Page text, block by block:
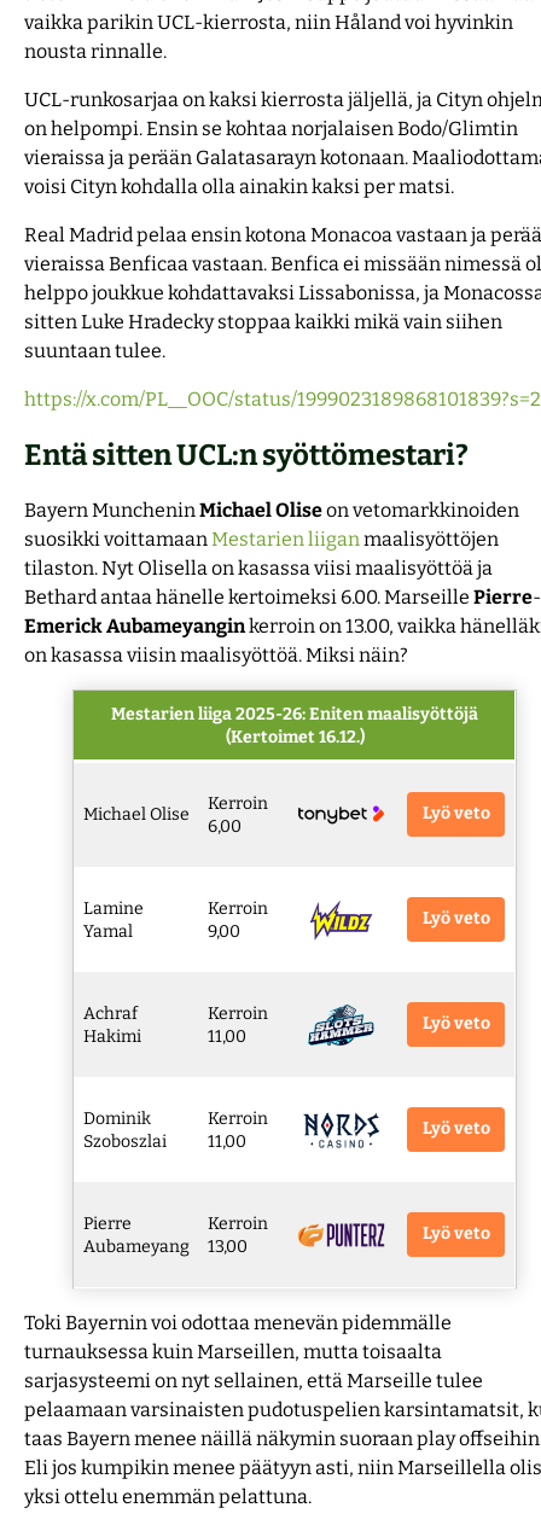
vaikka parikin UCL-kierrosta, niin Håland voi hyvinkin
nousta rinnalle.
UCL-runkosarjaa on kaksi kierrosta jäljellä, ja Cityn
on helpompi. Ensin se kohtaa norjalaisen Bodo/Glimtin
vieraissa ja perään Galatasarayn kotonaan.
voisi Cityn kohdalla olla ainakin kaksi per matsi.
Real Madrid pelaa ensin kotona Monacoa vastaan ja
vieraissa Benficaa vastaan. Benfica ei missään nimessä
helppo joukkue kohdattavaksi Lissabonissa, ja
sitten Luke Hradecky stoppaa kaikki mikä vain siihen
suuntaan tulee.
https://x.com/PL__OOC/status/
Entä sitten UCL:n syöttömestari?
Bayern Munchenin MichaelOliseon vetomarkkinoiden
suosikki voittamaan Mestarien liigan maalisyöttöjen
tilaston. Nyt Olisella on kasassa viisi maalisyöttöä ja
Bethard antaa hänelle kertoimeksi 6.00. Marseille Pierre-
Emerick Aubameyanginkerroin on 13.00, vaikka
on kasassa viisin maalisyöttöä. Miksi näin?
Mestarien liiga 2025-26: Eniten maalisyöttöjä
(Kertoimet 16.12.)
Michael Olise
Kerroin
6,00
Lyö veto
Lamine
Yamal
Kerroin
9,00
Lyö veto
Achraf
Hakimi
Kerroin
11,00
Lyö veto
Dominik
Szoboszlai
Kerroin
11,00
Lyö veto
Pierre
Aubameyang
Kerroin
13,00
Lyö veto
Toki Bayernin voi odottaa menevän pidemmälle
turnauksessa kuin Marseillen, mutta toisaalta
sarjasysteemi on nyt sellainen, että Marseille tulee
pelaamaan varsinaisten pudotuspelien karsintamatsit,
taas Bayern menee näillä näkymin suoraan play
Eli jos kumpikin menee päätyyn asti, niin Marseillella
yksi ottelu enemmän pelattuna.